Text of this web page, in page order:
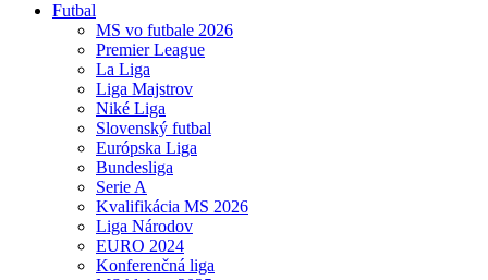
Futbal
MS vo futbale 2026
Premier League
La Liga
Liga Majstrov
Niké Liga
Slovenský futbal
Európska Liga
Bundesliga
Serie A
Kvalifikácia MS 2026
Liga Národov
EURO 2024
Konferenčná liga